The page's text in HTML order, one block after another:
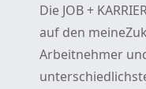
Die JOB +
auf den
Arbeitnehmer